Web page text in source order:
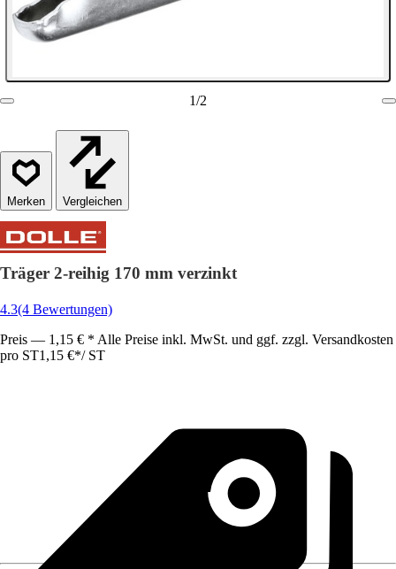
1/2
Vergleichen
Träger 2-reihig 170 mm verzinkt
4.3(4 Bewertungen)
Preis — 1,15 € * Alle Preise inkl. MwSt. und ggf. zzgl. Versandkosten
pro ST1,15 €*/ ST